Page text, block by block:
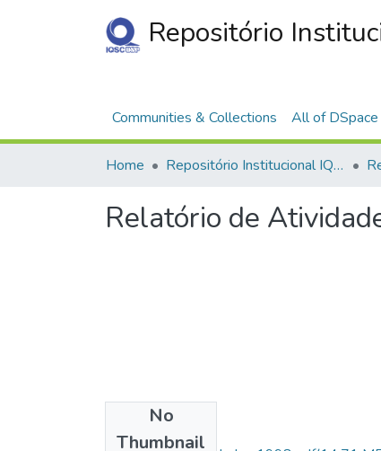
Repositório
Communities & Collections All of DSpace
Home Repositório Institucional IQSC
Relatório de
No
Thumbnail